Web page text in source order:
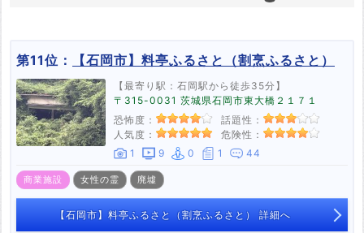
第11位： 【石岡市】料亭ふるさと（割烹ふるさと）
【最寄り駅：石岡駅から徒歩35分】
〒315-0031 茨城県石岡市東大橋２１７１
恐怖度：
話題性：
人気度：
危険性：
1
9 0 1 44
商業施設 女性の霊 廃墟
【石岡市】料亭ふるさと（割烹ふるさと） 詳細へ